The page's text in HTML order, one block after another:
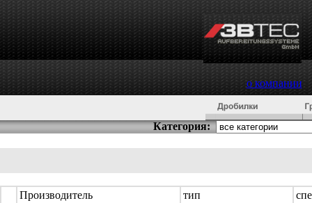
о компании
Категория:
Производитель
тип